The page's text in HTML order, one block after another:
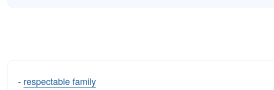
- respectable family